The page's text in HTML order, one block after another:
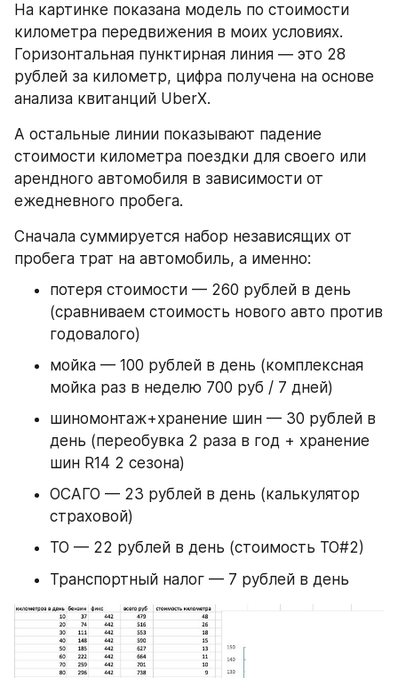
На картинке показана модель по стоимости
километра передвижения в моих условиях.
Горизонтальная пунктирная линия — это 28
рублей за километр, цифра получена на основе
анализа квитанций UberX.
А остальные линии показывают падение
стоимости километра поездки для своего или
арендного автомобиля в зависимости от
ежедневного пробега.
Сначала суммируется набор независящих от
пробега трат на автомобиль, а именно:
потеря стоимости — 260 рублей в день
(сравниваем стоимость нового авто против
годовалого)
мойка — 100 рублей в день (комплексная
мойка раз в неделю 700 руб / 7 дней)
шиномонтаж+хранение шин — 30 рублей в
день (переобувка 2 раза в год + хранение
шин R14 2 сезона)
ОСАГО — 23 рублей в день (калькулятор
страховой)
ТО — 22 рублей в день (стоимость ТО#2)
Транспортный налог — 7 рублей в день